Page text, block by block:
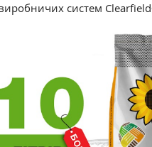
систем